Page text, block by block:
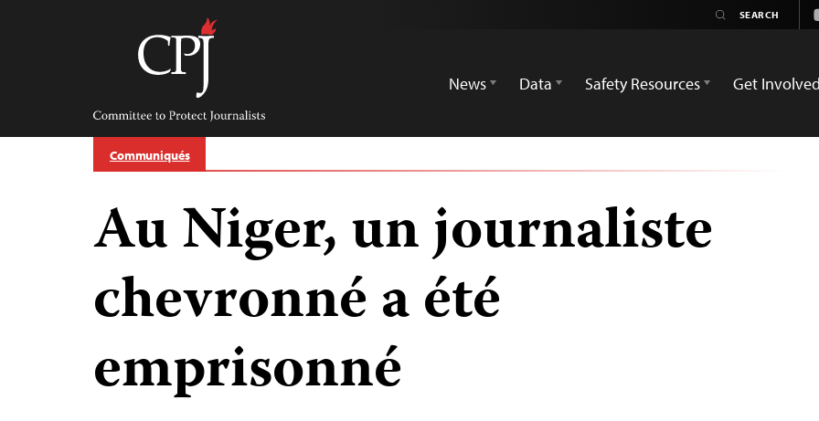
Committee
Protect
Journalists
News
Data Safety Resources Get Involved
Communiqués
Au Niger, un journaliste
chevronné a été
emprisonné